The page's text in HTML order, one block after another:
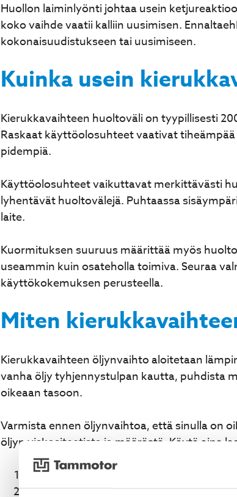
Huollon laiminlyönti johtaa usein
koko vaihde vaatii kalliin uusimisen.
kokonaisuudistukseen tai uusimiseen.
Kuinka usein
Kierukkavaihteen huoltoväli on tyypillisesti
Raskaat käyttöolosuhteet vaativat
pidempiä.
Käyttöolosuhteet vaikuttavat merkittävästi
lyhentävät huoltovälejä. Puhtaassa
laite.
Kuormituksen suuruus määrittää myös
useammin kuin osateholla toimiva. Seuraa
käyttökokemuksen perusteella.
Miten
Kierukkavaihteen öljynvaihto aloitetaan
vanha öljy tyhjennystulpan kautta, puhdista
oikeaan tasoon.
Varmista ennen öljynvaihtoa, että sinulla on
öljyn viskositeetista ja määrästä. Käytä aina
Käynnistä vaihde muutamaksi
Sammuta vaihde ja odota, että se